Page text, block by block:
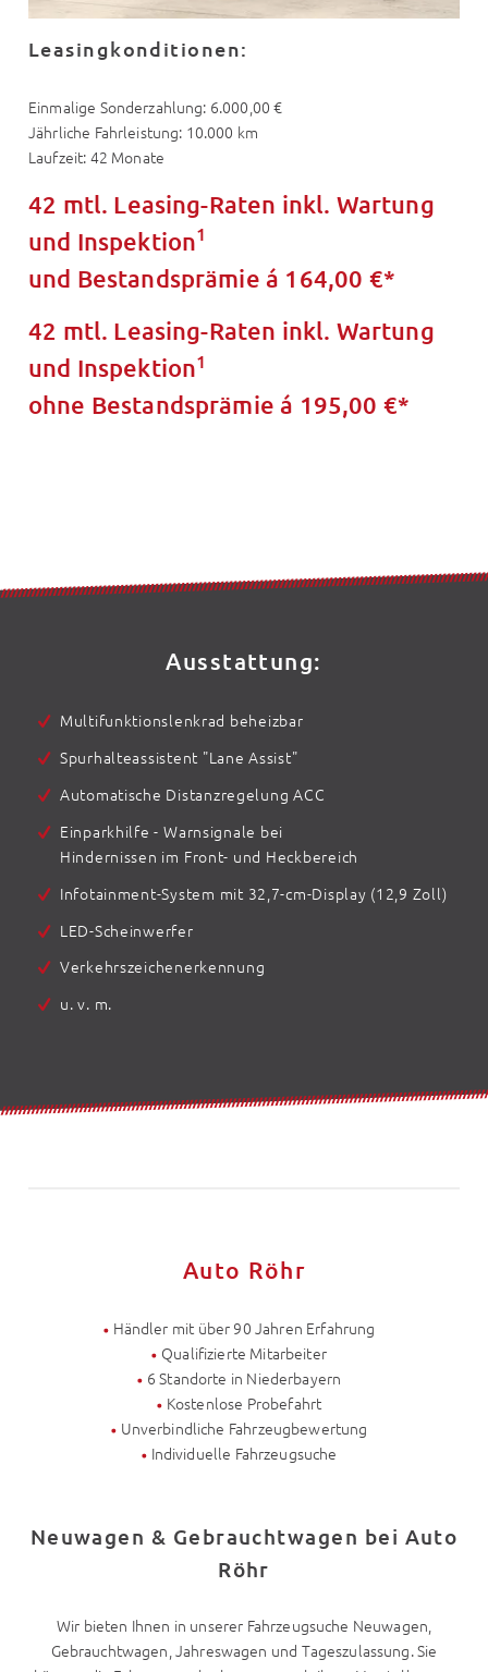
Leasingkonditionen:
Einmalige Sonderzahlung: 6.000,00 €
Jährliche Fahrleistung: 10.000 km
Laufzeit: 42 Monate
42 mtl. Leasing-Raten inkl. Wartung
und Inspektion1
und Bestandsprämie á 164,00 €*
42 mtl. Leasing-Raten inkl. Wartung
und Inspektion1
ohne Bestandsprämie á 195,00 €*
Ausstattung:
Multifunktionslenkrad beheizbar
Spurhalteassistent "Lane Assist"
Automatische Distanzregelung ACC
Einparkhilfe - Warnsignale bei
Hindernissen im Front- und Heckbereich
Infotainment-System mit 32,7-cm-Display (12,9 Zoll)
LED-Scheinwerfer
Verkehrszeichenerkennung
u. v. m.
Auto Röhr
Händler mit über 90 Jahren Erfahrung
Qualifizierte Mitarbeiter
6 Standorte in Niederbayern
Kostenlose Probefahrt
Unverbindliche Fahrzeugbewertung
Individuelle Fahrzeugsuche
Neuwagen & Gebrauchtwagen bei Auto
Röhr
Wir bieten Ihnen in unserer Fahrzeugsuche Neuwagen,
Gebrauchtwagen, Jahreswagen und Tageszulassung. Sie